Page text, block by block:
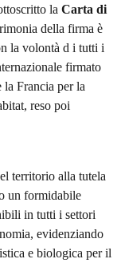
la Carta di
della firma è
la volontà d i tutti i
firmato
Francia per la
reso poi
territorio alla tutela
un formidabile
in tutti i settori
evidenziando
e biologica per il